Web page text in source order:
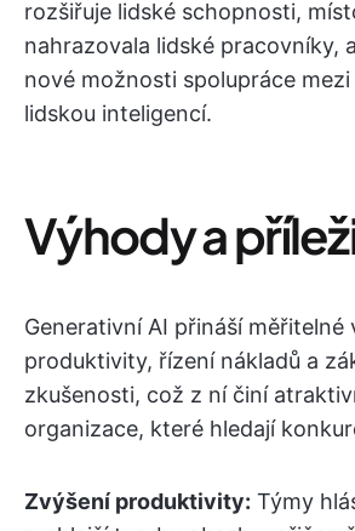
rozšiřuje lidské schopnosti,
nahrazovala lidské pracovníky,
nové možnosti spolupráce mezi
lidskou inteligencí.
Výhody a
Generativní AI přináší
produktivity, řízení nákladů a
zkušenosti, což z ní činí
organizace, které hledají
Zvýšení produktivity: Týmy